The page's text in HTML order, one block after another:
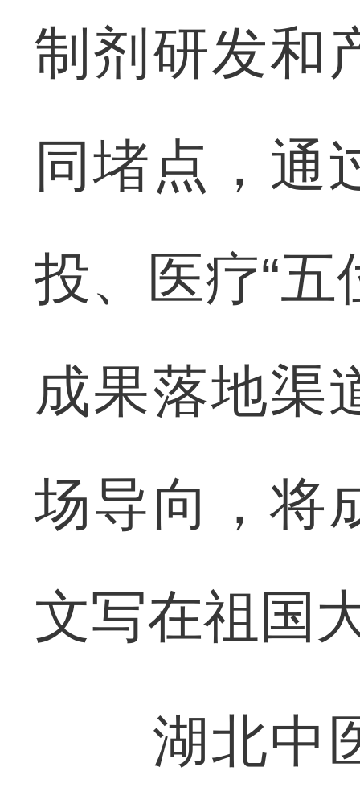
制剂研发和
同堵点，通
投、医疗“
成果落地渠
场导向，将
文写在祖国
湖北中医